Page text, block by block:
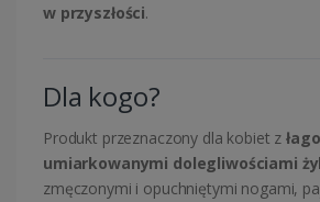
w przyszłości.
Dla kogo?
Produkt przeznaczony dla kobiet z
umiarkowanymi dolegliwościami
zmęczonymi i opuchniętymi nogami,